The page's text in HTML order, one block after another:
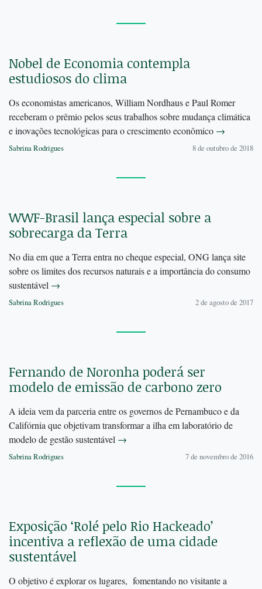
Nobel de Economia contempla
estudiosos do clima
Os economistas americanos, William Nordhaus e Paul Romer
receberam o prêmio pelos seus trabalhos sobre mudança climática
e inovações tecnológicas para o crescimento econômico →
Sabrina Rodrigues 8 de outubro de 2018
WWF-Brasil lança especial sobre a
sobrecarga da Terra
No dia em que a Terra entra no cheque especial, ONG lança site
sobre os limites dos recursos naturais e a importância do consumo
sustentável →
Sabrina Rodrigues 2 de agosto de 2017
Fernando de Noronha poderá ser
modelo de emissão de carbono zero
A ideia vem da parceria entre os governos de Pernambuco e da
Califórnia que objetivam transformar a ilha em laboratório de
modelo de gestão sustentável →
Sabrina Rodrigues 7 de novembro de 2016
Exposição ‘Rolé pelo Rio Hackeado’
incentiva a reflexão de uma cidade
sustentável
O objetivo é explorar os lugares, fomentando no visitante a